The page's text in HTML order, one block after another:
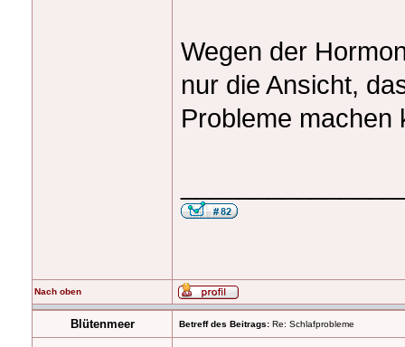
Wegen der
nur die Ansicht,
Probleme machen
Nach oben
Blütenmeer Betreff des Beitrags: Re: Schlafprobleme